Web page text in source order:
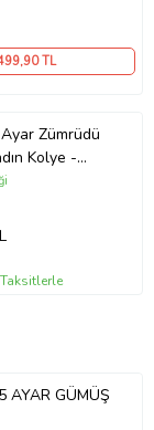
,90 TL
Zümrüdü
Kolye -
AYAR GÜMÜŞ